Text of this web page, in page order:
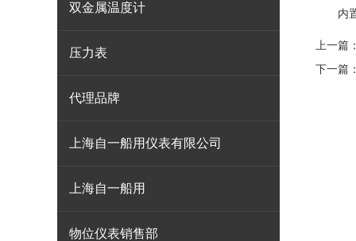
双金属温度计
压力表
代理品牌
上海自一船用仪表有限公司
上海自一船用
物位仪表销售部
内置
上一篇
下一篇